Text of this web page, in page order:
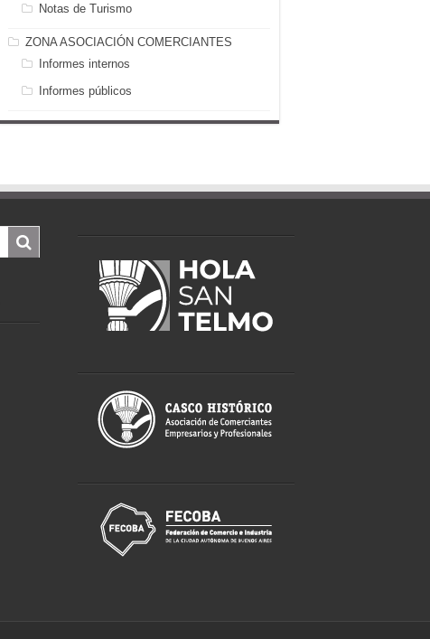
Notas de Turismo
ZONA ASOCIACIÓN COMERCIANTES
Informes internos
Informes públicos